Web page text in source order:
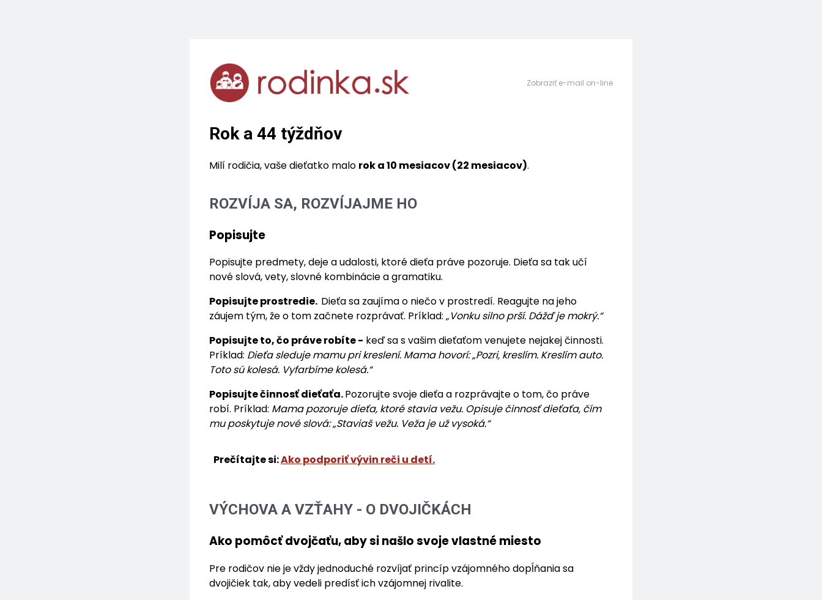
Zobraziť e-mail on-line
Rok a 44 týždňov
Milí rodičia, vaše dieťatko malo rok a 10 mesiacov (22 mesiacov).
ROZVÍJA SA, ROZVÍJAJME HO
Popisujte
Popisujte predmety, deje a udalosti, ktoré dieťa práve pozoruje. Dieťa sa tak učí
nové slová, vety, slovné kombinácie a gramatiku.
Popisujte prostredie. Dieťa sa zaujíma o niečo v prostredí. Reagujte na jeho
záujem tým, že o tom začnete rozprávať. Príklad: „Vonku silno prší. Dážď je mokrý.“
Popisujte to, čo práve robíte - keď sa s vašim dieťaťom venujete nejakej činnosti.
Príklad: Dieťa sleduje mamu pri kreslení. Mama hovorí: „Pozri, kreslím. Kreslím auto.
Toto sú kolesá. Vyfarbíme kolesá.“
Popisujte činnosť dieťaťa.Pozorujte svoje dieťa a rozprávajte o tom, čo práve
robí. Príklad: Mama pozoruje dieťa, ktoré stavia vežu. Opisuje činnosť dieťaťa, čím
mu poskytuje nové slová: „Staviaš vežu. Veža je užvysoká.“
Prečítajte si:Ako podporiť vývin reči u detí.
VÝCHOVA A VZŤAHY - O DVOJIČKÁCH
Ako pomôcť dvojčaťu, aby si našlo svoje vlastné miesto
Pre rodičov nie je vždy jednoduché rozvíjať princíp vzájomného dopĺňania sa
dvojičiek tak, aby vedeli predísť ich vzájomnej rivalite.